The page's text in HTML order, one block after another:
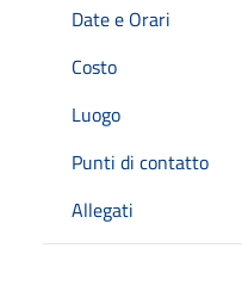
Date e Orari
Costo
Luogo
Punti di contatto
Allegati